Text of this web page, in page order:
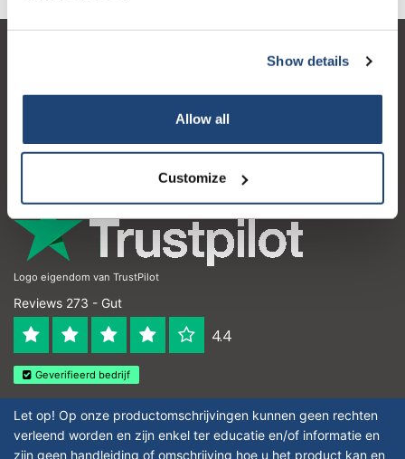
Show details
Allow all
Customize
Mein Konto
Logo eigendom van TrustPilot
Reviews 273 - Gut
4.4
Geverifieerd bedrijf
Let op! Op onze productomschrijvingen kunnen geen rechten
verleend worden en zijn enkel ter educatie en/of informatie en
zijn geen handleiding of omschrijving hoe u het product kan en